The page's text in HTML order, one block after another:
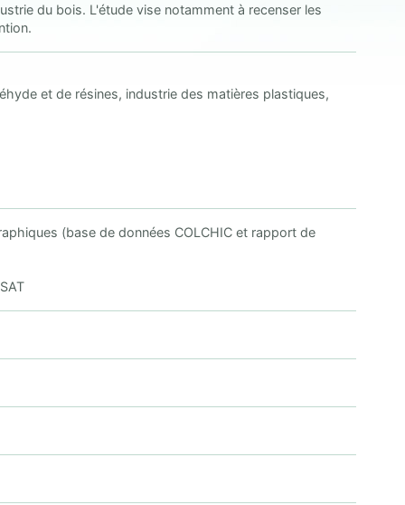
du bois. L'étude vise notamment à recenser les
et de résines, industrie des matières plastiques,
(base de données COLCHIC et rapport de